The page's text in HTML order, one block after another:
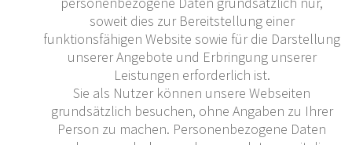
soweit dies zur Bereitstellung einer
funktionsfähigen Website sowie für die Darstellung
unserer Angebote und Erbringung unserer
Leistungen erforderlich ist.
Sie als Nutzer können unsere Webseiten
grundsätzlich besuchen, ohne Angaben zu Ihrer
Person zu machen. Personenbezogene Daten